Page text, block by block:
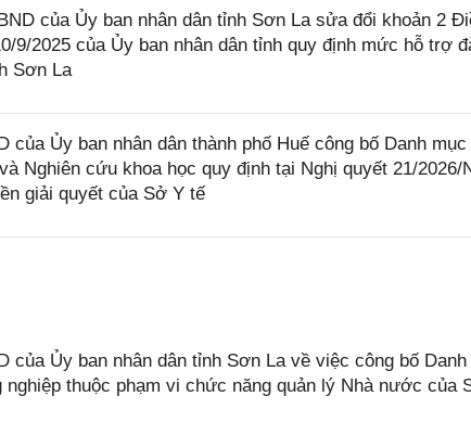
của Ủy ban nhân dân tỉnh Sơn La sửa đổi khoản 2
9/2025 của Ủy ban nhân dân tỉnh quy định mức hỗ trợ
Sơn La
của Ủy ban nhân dân thành phố Huế công bố Danh
Nghiên cứu khoa học quy định tại Nghị quyết 21/2026/
giải quyết của Sở Y tế
của Ủy ban nhân dân tỉnh Sơn La về việc công bố
thuộc phạm vi chức năng quản lý Nhà nước của